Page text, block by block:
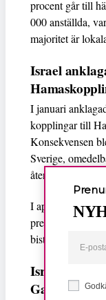
procent går till
000 anställda,
majoritet är
Israel
I januari
kopplingar till
Konsekvensen
Sverige,
återupptog dem
I april fastslog
presenterat bevis
Israel
Gaza